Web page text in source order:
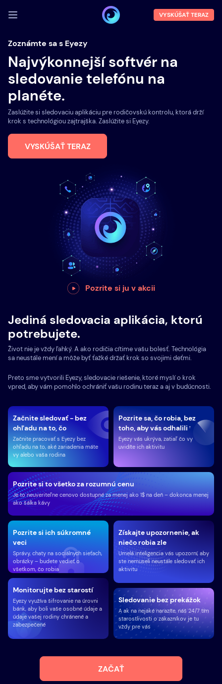
PRIHLÁSIŤ SA
Demo
Vlastnosti
O nás
Blog
VYSKÚŠAŤ TERAZ
Zoznámte sa s Eyezy
Najvýkonnejší softvér na
sledovanie telefónu na
planéte.
Zaslúžite si sledovaciu aplikáciu pre rodičovskú kontrolu, ktorá drží
krok s technológiou zajtrajška. Zaslúžite si Eyezy.
VYSKÚŠAŤ TERAZ
Pozrite si ju v akcii
Jediná sledovacia aplikácia, ktorú
potrebujete.
Život nie je vždy ľahký. A ako rodičia cítime vašu bolesť. Technológia
sa neustále mení a môže byť ťažké držať krok so svojimi deťmi.
Preto sme vytvorili Eyezy, sledovacie riešenie, ktoré myslí o krok
vpred, aby vám pomohlo ochrániť vašu rodinu teraz a aj v budúcnosti.
Začnite sledovať - bez
ohľadu na to, čo
Začnite pracovať s Eyezy bez
ohľadu na to, aké zariadenia máte
vy alebo vaša rodina
Pozrite sa, čo robia, bez
toho, aby vás odhalili
Eyezy vás ukrýva, zatiaľ čo vy
uvidíte ich aktivitu
Monitorujte bez starostí
Eyezy využíva šifrovanie na úrovni
bánk, aby boli vaše osobné údaje a
údaje vašej rodiny chránené a
zabezpečené
Pozrite si ich súkromné ​​
veci
Správy, chaty na sociálnych sieťach,
obrázky – budete vedieť o
všetkom, čo robia
Pozrite si to všetko za rozumnú cenu
Je to neuveriteľne cenovo dostupné za menej ako 1$ na deň – dokonca menej
ako šálka kávy
Získajte upozornenie, ak
niečo robia zle
Umelá inteligencia vás upozorní, aby
ste nemuseli neustále sledovať ich
aktivitu
Sledovanie bez prekážok
A ak na nejaké narazíte, náš 24/7 tím
starostlivosti o zákazníkov je tu
vždy pre vás
ZAČAŤ